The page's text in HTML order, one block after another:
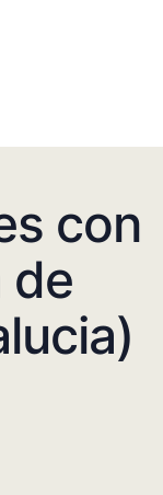
con
de